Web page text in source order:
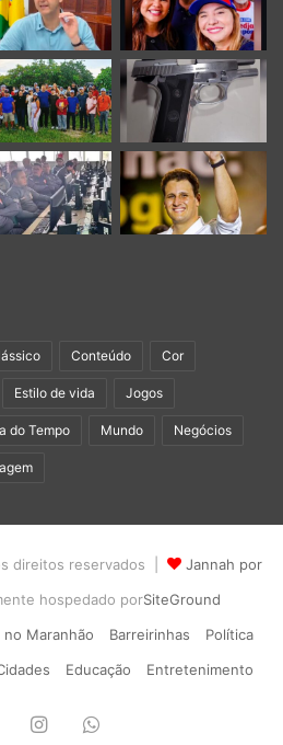
Conteúdo Cor
Estilo de vida Jogos
do Tempo Mundo Negócios
direitos reservados |
Jannah por
hospedado porSiteGround
Maranhão Barreirinhas
Política
Educação Entretenimento
InstagramWhatsApp